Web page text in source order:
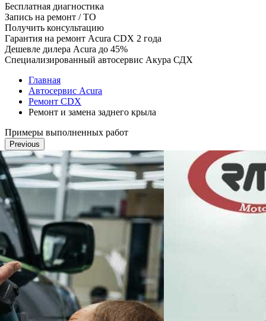
Бесплатная диагностика
Запись на ремонт / ТО
Получить консультацию
Гарантия на ремонт Acura CDX 2 года
Дешевле дилера Acura до 45%
Специализированный автосервис Акура СДХ
Главная
Автосервис Acura
Ремонт CDX
Ремонт и замена заднего крыла
Примеры выполненных работ
Previous